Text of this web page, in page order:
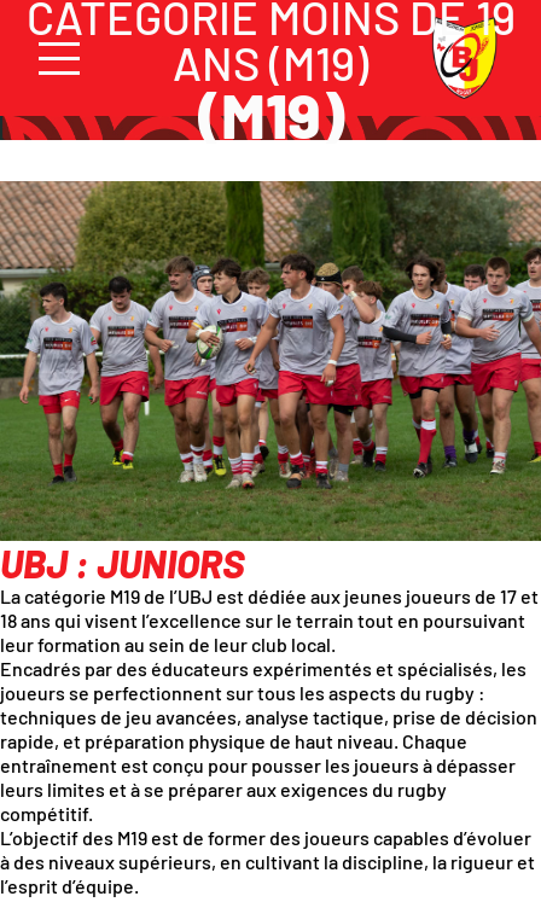
CATÉGORIE MOINS DE 19
ANS (M19)
(M19)
UBJ : JUNIORS
La catégorie M19 de l’UBJ est dédiée aux jeunes joueurs de 17 et
18 ans qui visent l’excellence sur le terrain tout en poursuivant
leur formation au sein de leur club local.
Encadrés par des éducateurs expérimentés et spécialisés, les
joueurs se perfectionnent sur tous les aspects du rugby :
techniques de jeu avancées, analyse tactique, prise de décision
rapide, et préparation physique de haut niveau. Chaque
entraînement est conçu pour pousser les joueurs à dépasser
leurs limites et à se préparer aux exigences du rugby
compétitif.
L’objectif des M19 est de former des joueurs capables d’évoluer
à des niveaux supérieurs, en cultivant la discipline, la rigueur et
l’esprit d’équipe.